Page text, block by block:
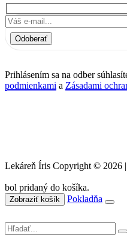
Odoberať
Prihlásením sa na odber
podmienkami a Zásadami
Lekáreň Íris Copyright © 2026
bol pridaný do košíka.
Zobraziť košík Pokladňa